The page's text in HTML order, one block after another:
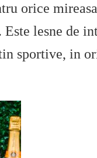
orice
lesne de
sportive, in